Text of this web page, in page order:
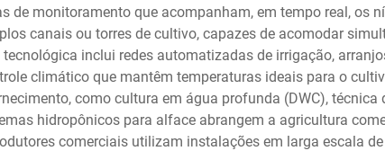
monitoramento que acompanham, em tempo real, os
canais ou torres de cultivo, capazes de acomodar
inclui redes automatizadas de irrigação,
climático que mantêm temperaturas ideais para o
como cultura em água profunda (DWC),
hidropônicos para alface abrangem a agricultura
comerciais utilizam instalações em larga escala